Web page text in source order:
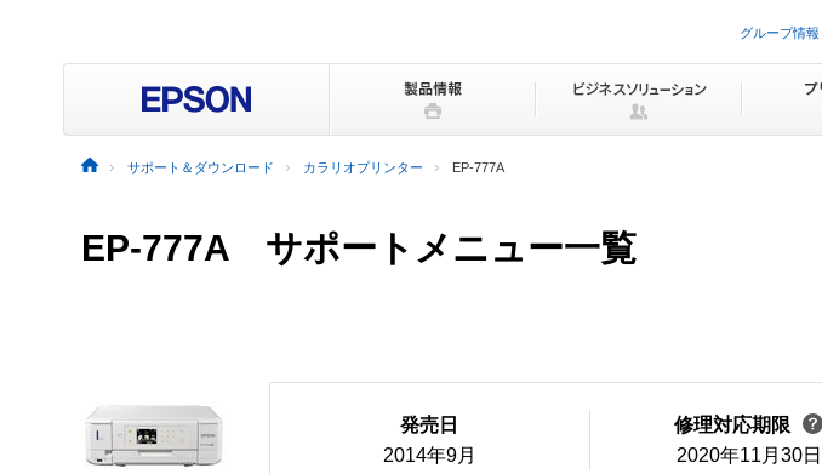
ビ
ョ
グループ情報
サポート＆ダウンロード カラリオプリンター EP-777A
EP-777A サポートメニュー一覧
発売日
2014年9月
修理対応期限
2020年11月30日